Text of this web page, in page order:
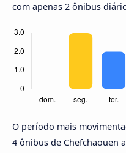
com apenas 2 ônibus
O período mais
4 ônibus de Chefchaouen